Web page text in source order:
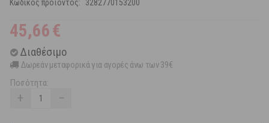
Κωδικός προϊόντος: 3282770153200
45,66€
Διαθέσιμο
Δωρεάν μεταφορικά για αγορές άνω των 39€
Ποσότητα:
+ −